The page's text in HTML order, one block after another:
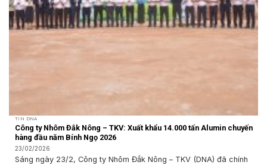
TIN DNA
Công ty Nhôm Đắk Nông – TKV: Xuất khẩu 14.000 tấn Alumin chuyến
hàng đầu năm Bính Ngọ 2026
23/02/2026
Sáng ngày 23/2, Công ty Nhôm Đắk Nông – TKV (DNA) đã chính